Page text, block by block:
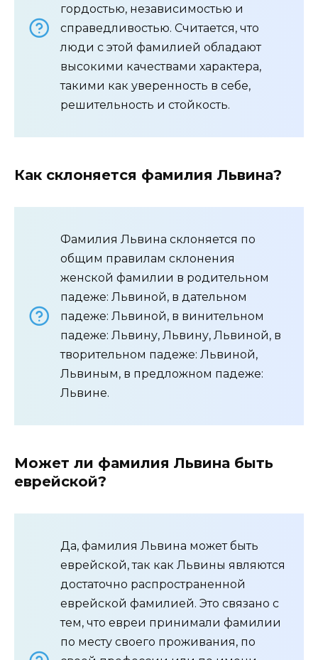
гордостью, независимостью и
справедливостью. Считается, что
люди с этой фамилией обладают
высокими качествами характера,
такими как уверенность в себе,
решительность и стойкость.
Как склоняется фамилия Львина?
Фамилия Львина склоняется по
общим правилам склонения
женской фамилии в родительном
падеже: Львиной, в дательном
падеже: Львиной, в винительном
падеже: Львину, Львину, Львиной, в
творительном падеже: Львиной,
Львиным, в предложном падеже:
Львине.
Может ли фамилия Львина быть
еврейской?
Да, фамилия Львина может быть
еврейской, так как Львины являются
достаточно распространенной
еврейской фамилией. Это связано с
тем, что евреи принимали фамилии
по месту своего проживания, по